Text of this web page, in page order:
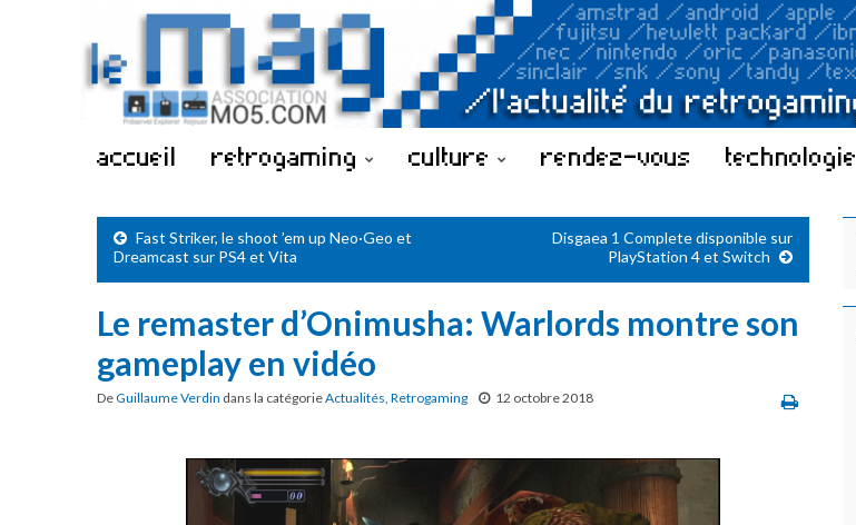
accueil retrogaming culture rendez-vous technologie
Fast Striker, le shoot ’em up Neo·Geo et
Dreamcast sur PS4 et Vita
Disgaea 1 Complete disponible sur
PlayStation 4 et Switch
Le remaster d’Onimusha: Warlords montre son
gameplay en vidéo
DeGuillaume Verdin dans la catégorieActualités, Retrogaming 12 octobre 2018